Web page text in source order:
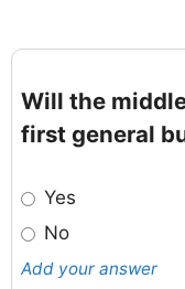
Will the
first general
Yes
No
Add your answer